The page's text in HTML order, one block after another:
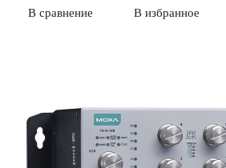
В сравнение
В избранное